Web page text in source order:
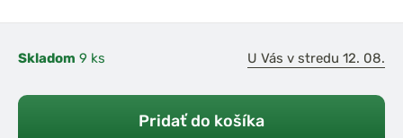
Skladom 9 ks U Vás v stredu 12. 08.
Pridať do košíka